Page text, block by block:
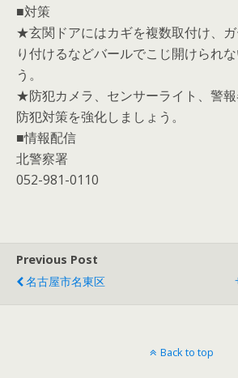
■対策
★玄関ドアにはカギを複数取付け、
り付けるなどバールでこじ開けられ
う。
★防犯カメラ、センサーライト、警報
防犯対策を強化しましょう。
■情報配信
北警察署
052-981-0110
Previous Post
名古屋市名東区
Back to top